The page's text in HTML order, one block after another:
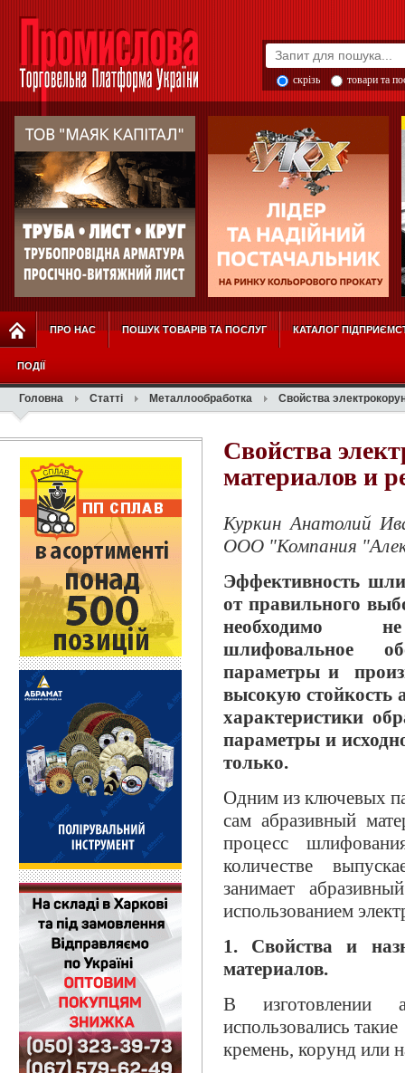
скрізь товари та
ПРО НАС ПОШУК ТОВАРІВ ТА ПОСЛУГ КАТАЛОГ
ПОДІЇ
Головна Статті Металлообработка Свойства
Свойства
материалов и
Куркин Анатолий
ООО "Компания
Эффективность
от правильного
необходимо не
шлифовальное
параметры и
высокую стойкость
характеристики
параметры и
только.
Одним из ключевых
сам абразивный
процесс
количестве
занимает
использованием
1. Свойства и
материалов.
В изготовлении
использовались
кремень, корунд или